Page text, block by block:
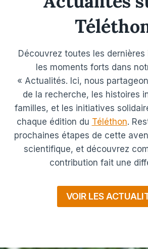
Découvrez toutes les
les moments forts dans
« Actualités. Ici, nous
de la recherche, les histoires
familles, et les initiatives
chaque édition du Téléthon.
prochaines étapes de cette
scientifique, et découvrez
contribution fait une
VOIR LES